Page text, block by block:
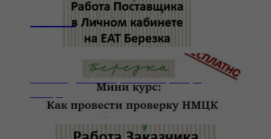
_______________
Мини-курс: Как провести проверку